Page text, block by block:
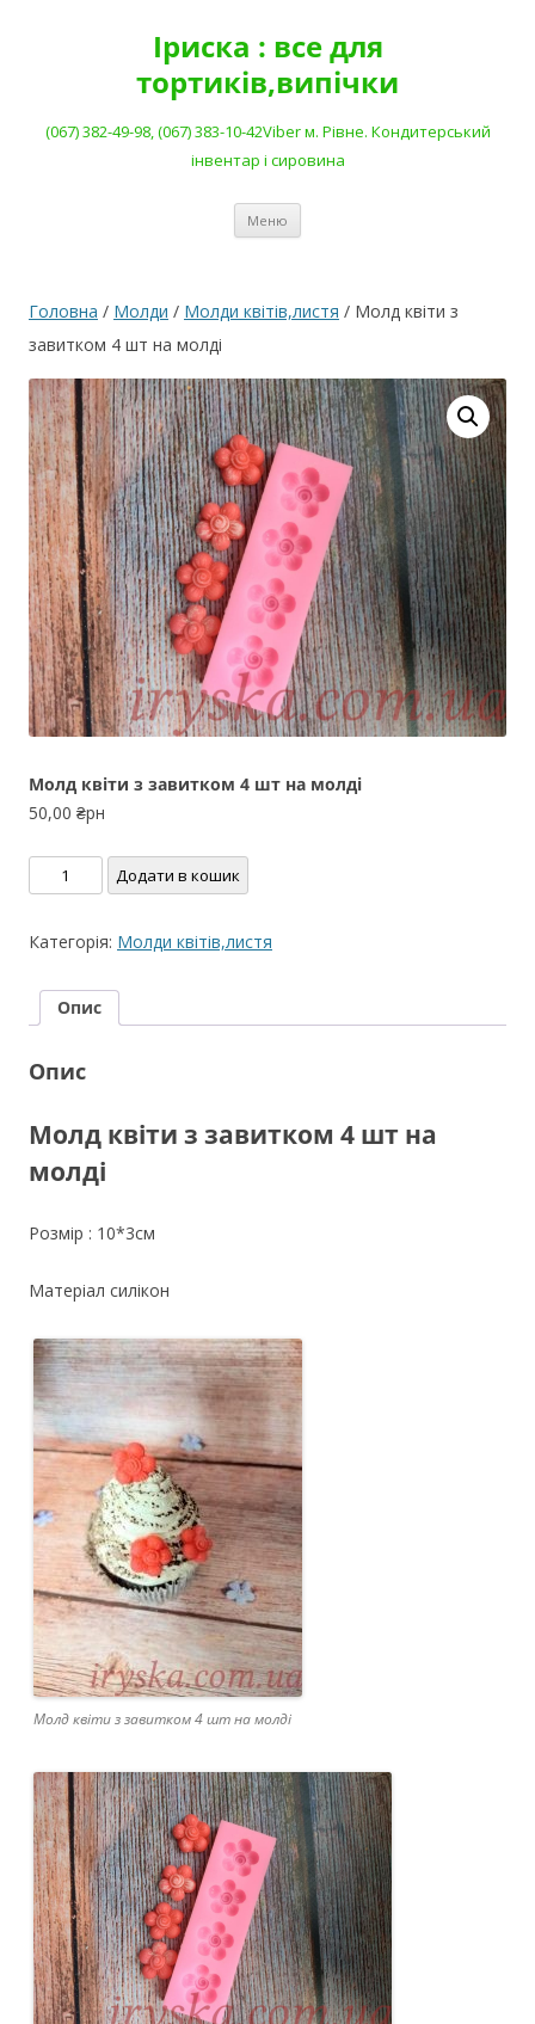
Іриска : все для
тортиків,випічки
(067) 382-49-98, (067) 383-10-42Viber м. Рівне. Кондитерський
інвентар і сировина
Меню
Головна / Молди / Молди квітів,листя / Молд квіти з
завитком 4 шт на молді
Молд квіти з завитком 4 шт на молді
50,00 ₴рн
Молд
квіти
завитком
молді
Додати в кошик
Категорія: Молди квітів,листя
Опис
Опис
Молд квіти з завитком 4 шт на
молді
Розмір : 10*3см
Матеріал силікон
Молд квіти з завитком 4 шт на молді